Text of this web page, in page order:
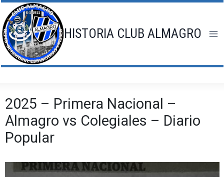
Saltar
al
contenido
HISTORIA CLUB ALMAGRO
2025 – Primera Nacional –
Almagro vs Colegiales – Diario
Popular